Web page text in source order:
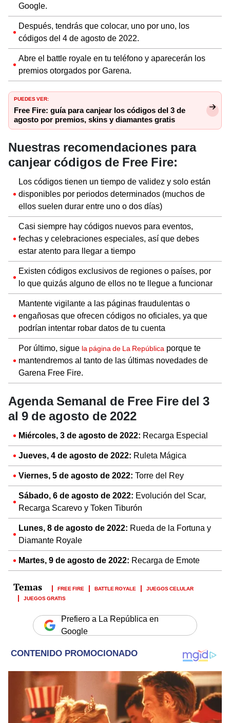
Google.
Después, tendrás que colocar, uno por uno, los
códigos del 4 de agosto de 2022.
Abre el battle royale en tu teléfono y aparecerán los
premios otorgados por Garena.
PUEDES VER:
Free Fire: guía para canjear los códigos del 3 de
agosto por premios, skins y diamantes gratis
Nuestras recomendaciones para
canjear códigos de Free Fire:
Los códigos tienen un tiempo de validez y solo están
disponibles por periodos determinados (muchos de
ellos suelen durar entre uno o dos días)
Casi siempre hay códigos nuevos para eventos,
fechas y celebraciones especiales, así que debes
estar atento para llegar a tiempo
Existen códigos exclusivos de regiones o países, por
lo que quizás alguno de ellos no te llegue a funcionar
Mantente vigilante a las páginas fraudulentas o
engañosas que ofrecen códigos no oficiales, ya que
podrían intentar robar datos de tu cuenta
Por último, sigue la página de La República porque te
mantendremos al tanto de las últimas novedades de
Garena Free Fire.
Agenda Semanal de Free Fire del 3
al 9 de agosto de 2022
Miércoles, 3 de agosto de 2022: Recarga Especial
Jueves, 4 de agosto de 2022: Ruleta Mágica
Viernes, 5 de agosto de 2022: Torre del Rey
Sábado, 6 de agosto de 2022: Evolución del Scar,
Recarga Scarevo y Token Tiburón
Lunes, 8 de agosto de 2022: Rueda de la Fortuna y
Diamante Royale
Martes, 9 de agosto de 2022: Recarga de Emote
FREE FIRE BATTLE ROYALE
JUEGOS CELULAR
JUEGOS GRATIS
Prefiero a La República en
Google